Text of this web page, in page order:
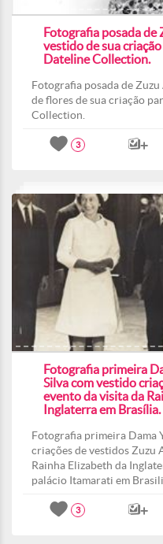
Fotografia posada de
vestido de sua
Dateline Collection.
Fotografia posada de
de flores de sua criação
Collection.
3
Fotografia primeira
Silva com vestido
evento da visita da
Inglaterra em Brasília.
Fotografia primeira Dama
criações de vestidos Zuzu
Rainha Elizabeth da
palácio Itamarati em
3